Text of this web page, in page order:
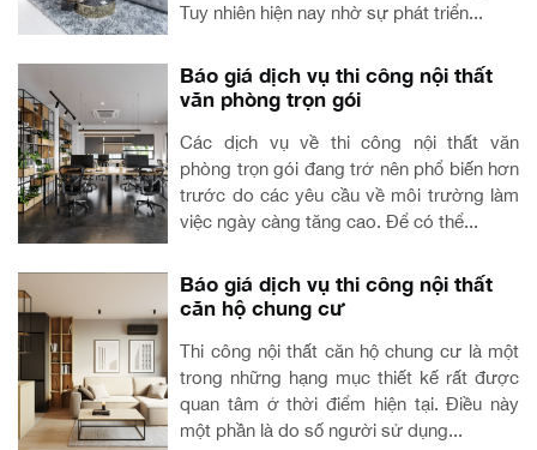
Tuy nhiên hiện nay nhờ sự phát triển...
Báo giá dịch vụ thi công nội thất
văn phòng trọn gói
Các dịch vụ về thi công nội thất văn
phòng trọn gói đang trở nên phổ biến hơn
trước do các yêu cầu về môi trường làm
việc ngày càng tăng cao. Để có thể...
Báo giá dịch vụ thi công nội thất
căn hộ chung cư
Thi công nội thất căn hộ chung cư là một
trong những hạng mục thiết kế rất được
quan tâm ở thời điểm hiện tại. Điều này
một phần là do số người sử dụng...